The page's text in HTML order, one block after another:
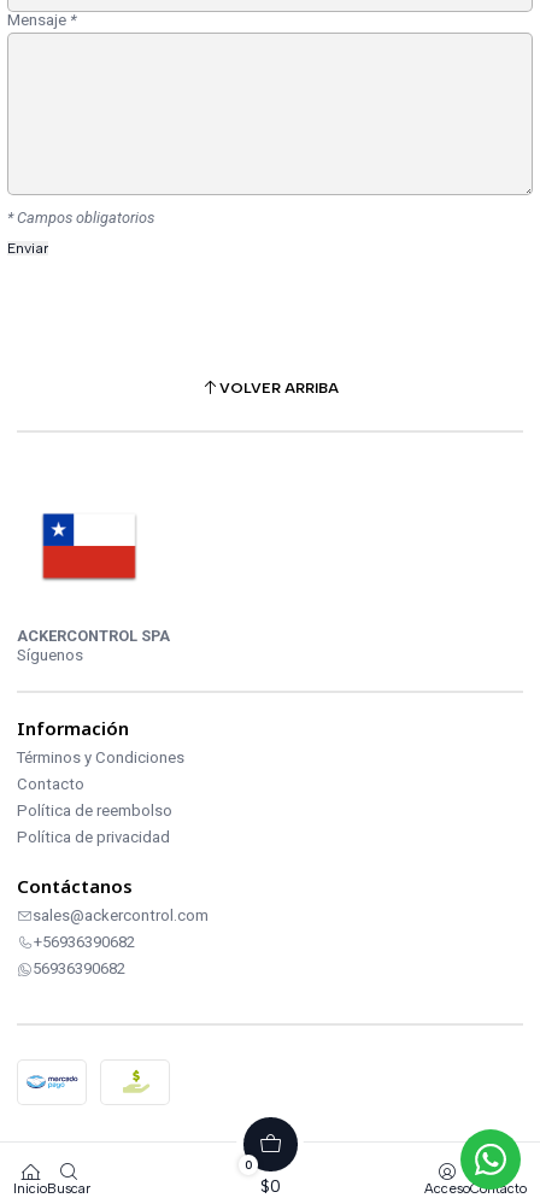
InicioBuscar
0
$0 AccesoContacto
Mensaje*
* Campos obligatorios
VOLVER ARRIBA
ACKERCONTROL SPA
Síguenos
Información
Términos y Condiciones
Contacto
Política de reembolso
Política de privacidad
Contáctanos
sales@ackercontrol.com
+56936390682
56936390682
2026 ACKERCONTROL INDUSTRIAL.
Todos los derechos reservados.